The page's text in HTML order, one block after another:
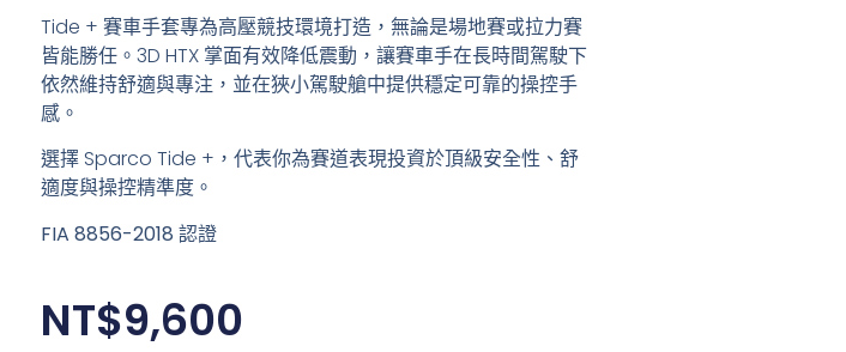
Tide + 賽車手套專為高壓競技環境打造，無論是場地賽或拉力賽
皆能勝任。3D HTX 掌面有效降低震動，讓賽車手在長時間駕駛下
依然維持舒適與專注，並在狹小駕駛艙中提供穩定可靠的操控手
感。
選擇 Sparco Tide +，代表你為賽道表現投資於頂級安全性、舒
適度與操控精準度 。
FIA 8856-2018 認證
NT$9,600